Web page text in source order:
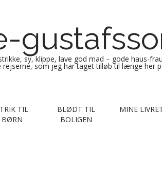
sy, klippe, lave god mad – gode haus-
som jeg har taget tilløb til længe her
TIL
BØRN
BLØDT TIL
BOLIGEN
MINE